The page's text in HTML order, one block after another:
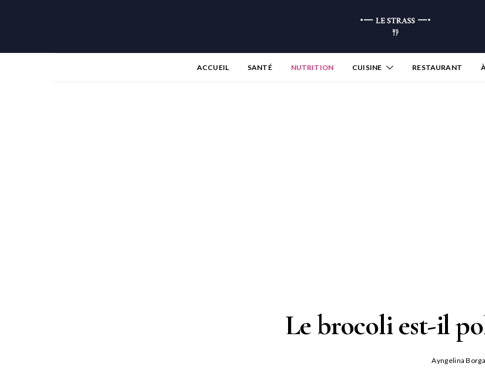
ACCUEIL SANTÉ NUTRITION CUISINE RESTAURANT
Le brocoli est-il
Ayngelina